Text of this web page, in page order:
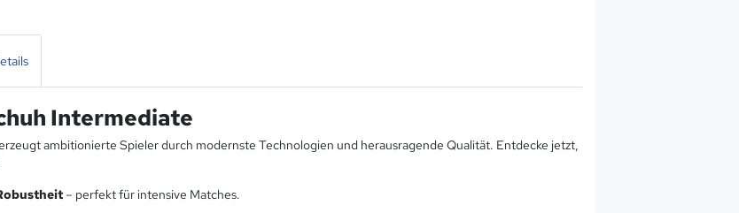
Intermediate
ambitionierte Spieler durch modernste Technologien und herausragende Qualität. Entdecke jetzt,
– perfekt für intensive Matches.